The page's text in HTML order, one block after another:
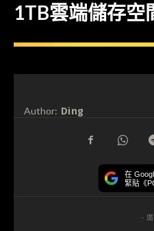
1TB雲端儲存空
Author: Ding
在
緊貼《
-